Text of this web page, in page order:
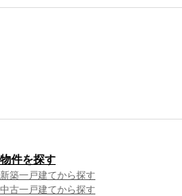
物件を探す
新築一戸建てから探す
中古一戸建てから探す